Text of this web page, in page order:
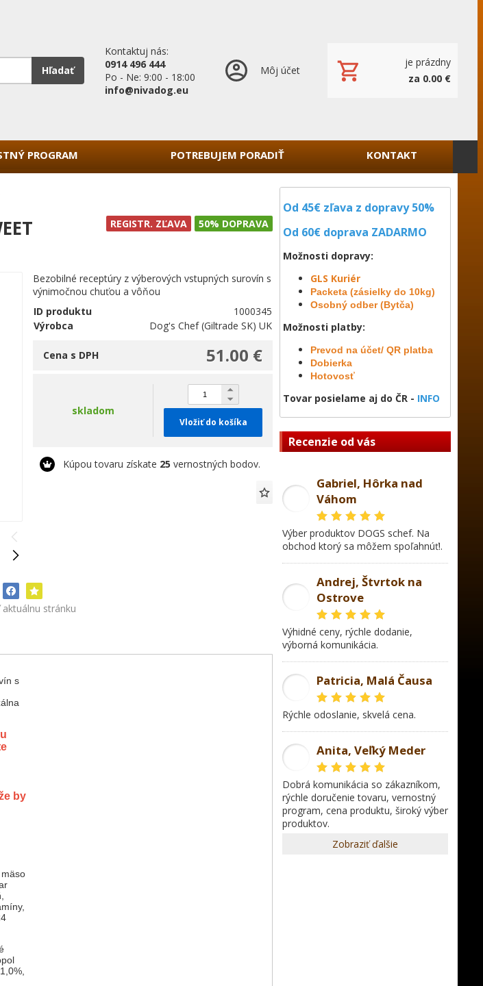
Hľadať
Kontaktuj nás:
0914 496 444
Po - Ne: 9:00 - 18:00
info@nivadog.eu
Môj účet
je prázdny
za 0.00 €
PROGRAM POTREBUJEM PORADIŤ KONTAKT
Od 45€ zľava z dopravy 50%
Od 60€ doprava ZADARMO
Možnosti dopravy:
GLS Kuriér
Packeta (zásielky do 10kg)
Osobný odber (Bytča)
Možnosti platby:
Prevod na účet/ QR platba
Dobierka
Hotovosť
Tovar posielame aj do ČR - INFO
Recenzie od vás
Gabriel, Hôrka nad
Váhom
Výber produktov DOGS schef. Na
obchod ktorý sa môžem spoľahnúť!.
Andrej, Štvrtok na
Ostrove
Výhidné ceny, rýchle dodanie,
výborná komunikácia.
Patricia, Malá Čausa
rýchle odoslanie, skvelá cena.
Anita, Veľký Meder
dobrá komunikácia so zákazníkom,
rýchle doručenie tovaru, vernostný
program, cena produktu, široký výber
produktov.
Zobraziť ďalšie
50% DOPRAVA
REGISTR. ZĽAVA
Bezobilné receptúry z výberových vstupných surovín s
výnimočnou chuťou a vôňou
ID produktu
1000345
Výrobca
Dog's Chef (Giltrade SK) UK
51.00 €
Cena s DPH
skladom
Vložiť do košíka
Kúpou tovaru získate 25 vernostných bodov.
stránku
s
by